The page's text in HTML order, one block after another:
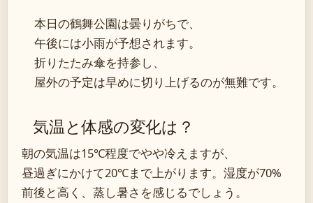
本日の鶴舞公園は曇りがちで、
午後には小雨が予想されます。
折りたたみ傘を持参し、
屋外の予定は早めに切り上げるのが無難です。
気温と体感の変化は？
朝の気温は15℃程度でやや冷えますが、
昼過ぎにかけて20℃まで上がります。湿度が70%
前後と高く、蒸し暑さを感じるでしょう。